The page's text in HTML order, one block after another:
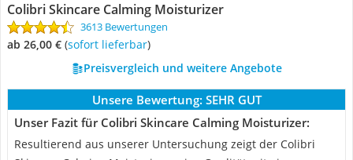
Colibri Skincare Calming Moisturizer
3613 Bewertungen
ab 26,00 € ( Sofort lieferbar)
Preisvergleich und weitere Angebote
Unsere Bewertung: SEHR GUT
Unser Fazit für Colibri Skincare Calming Moisturizer:
Resultierend aus unserer Untersuchung zeigt der Colibri